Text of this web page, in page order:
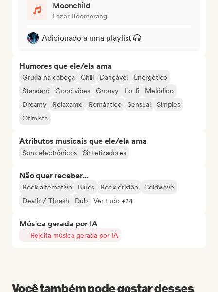
Moonchild
Lazer Boomerang
Adicionado a uma playlist
Humores que ele/ela ama
Gruda na cabeça Chill Dançável
Energético
Standard
Good vibes Groovy Lo-fi
Melódico
Dreamy
Relaxante Romântico Sensual
Simples
Otimista
Atributos musicais que ele/ela ama
Sons electrônicos Sintetizadores
Não quer receber...
Rock alternativo Blues Rock cristão
Coldwave
Death / Thrash
Dub Ver tudo +24
Música gerada por IA
Rejeita música gerada por IA
Você também pode gostar desses